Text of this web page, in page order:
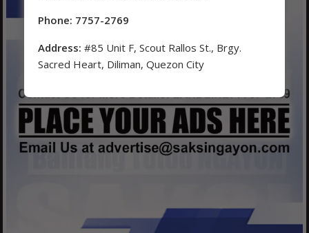
Phone: 7757-2769
Address: #85 Unit F, Scout Rallos St., Brgy.
Sacred Heart, Diliman, Quezon City